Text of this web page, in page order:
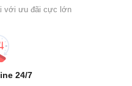
với ưu đãi cực lớn
24/7